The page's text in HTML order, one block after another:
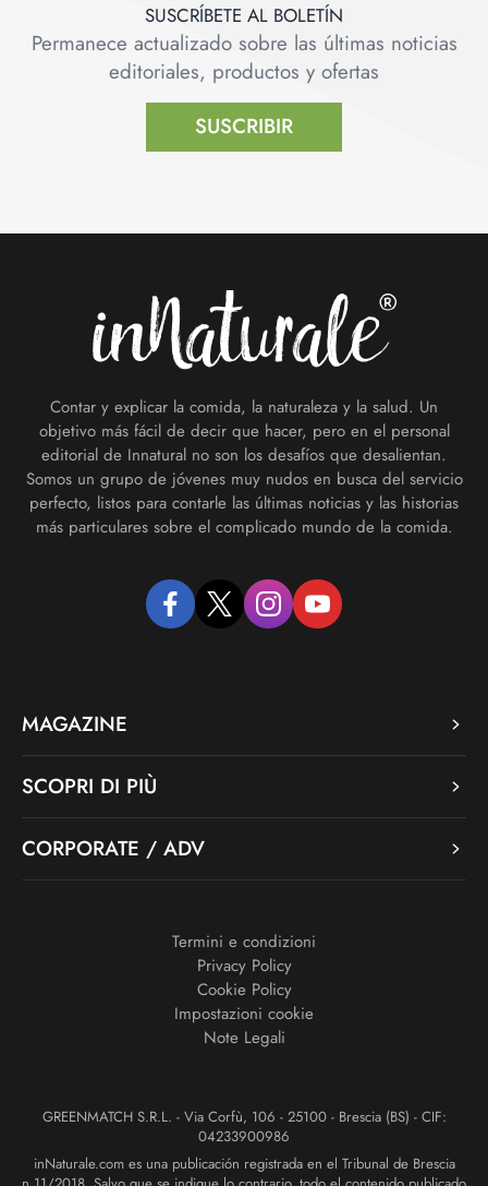
SUSCRÍBETE AL BOLETÍN
Permanece actualizado sobre las últimas noticias
editoriales, productos y ofertas
SUSCRIBIR
Contar y explicar la comida, la naturaleza y la salud. Un
objetivo más fácil de decir que hacer, pero en el personal
editorial de Innatural no son los desafíos que desalientan.
Somos un grupo de jóvenes muy nudos en busca del servicio
perfecto, listos para contarle las últimas noticias y las historias
más particulares sobre el complicado mundo de la comida.
facebooktwitter instagramyoutube
MAGAZINE
SCOPRI DI PIÙ
CORPORATE / ADV
Termini e condizioni
Privacy Policy
Cookie Policy
Impostazioni cookie
Note Legali
GREENMATCH S.R.L. - Via Corfù, 106 - 25100 - Brescia (BS) - CIF:
04233900986
inNaturale.com es una publicación registrada en el Tribunal de Brescia